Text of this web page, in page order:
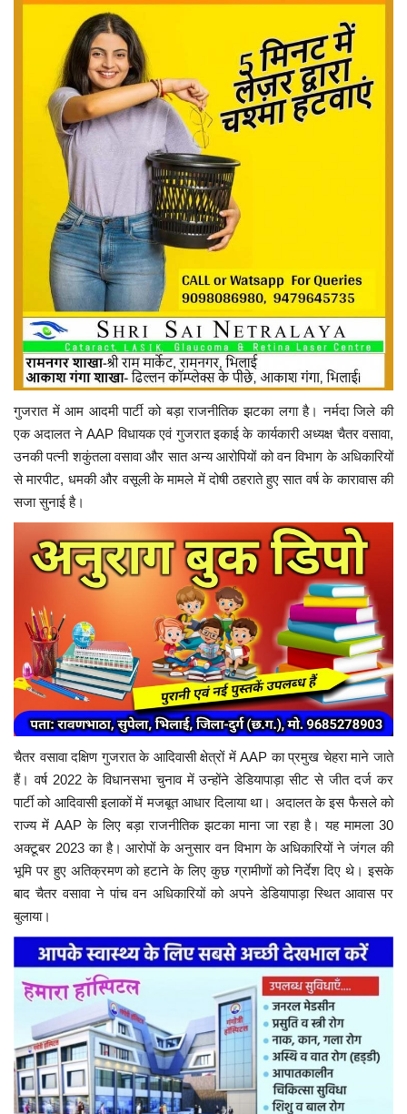
वीडियो
गुजरात में आम आदमी पार्टी को बड़ा राजनीतिक झटका लगा है। नर्मदा जिले की
एक अदालत ने AAP विधायक एवं गुजरात इकाई के कार्यकारी अध्यक्ष चैतर वसावा,
उनकी पत्नी शकुंतला वसावा और सात अन्य आरोपियों को वन विभाग के अधिकारियों
से मारपीट, धमकी और वसूली के मामले में दोषी ठहराते हुए सात वर्ष के कारावास की
सजा सुनाई है।
चैतर वसावा दक्षिण गुजरात के आदिवासी क्षेत्रों में AAP का प्रमुख चेहरा माने जाते
हैं। वर्ष 2022 के विधानसभा चुनाव में उन्होंने डेडियापाड़ा सीट से जीत दर्ज कर
पार्टी को आदिवासी इलाकों में मजबूत आधार दिलाया था। अदालत के इस फैसले को
राज्य में AAP के लिए बड़ा राजनीतिक झटका माना जा रहा है।यह मामला 30
अक्टूबर 2023 का है। आरोपों के अनुसार वन विभाग के अधिकारियों ने जंगल की
भूमि पर हुए अतिक्रमण को हटाने के लिए कुछ ग्रामीणों को निर्देश दिए थे। इसके
बाद चैतर वसावा ने पांच वन अधिकारियों को अपने डेडियापाड़ा स्थित आवास पर
बुलाया।